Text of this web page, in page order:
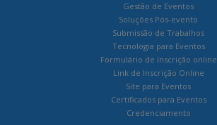
Gestão de Eventos
Soluções Pós-evento
Submissão de Trabalhos
Tecnologia para Eventos
Formulário de Inscrição online
Link de Inscrição Online
Site para Eventos
Certificados para Eventos
Credenciamento